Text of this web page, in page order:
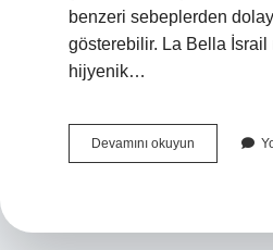
benzeri sebeplerden
gösterebilir. La Bella İsrail
hijyenik…
Devamını okuyun
Bella